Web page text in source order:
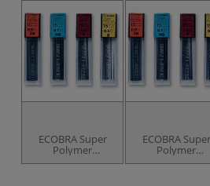
ECOBRA Super
Polymer
Feinminen 0,3
ECOBRA Super
Polymer
Feinminen 0,5